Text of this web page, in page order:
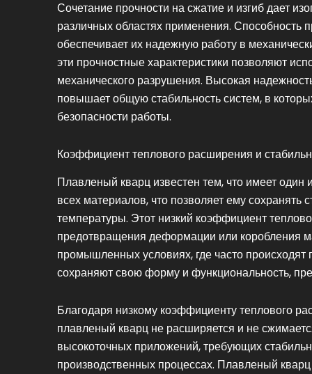
Сочетание прочности на сжатие и изгиб дает
различных областях применения. Способность
обеспечивает их надежную работу в
эти прочностные характеристики позволяют
механического разрушения. Высокая
повышает общую стабильность систем, в
безопасности работы.
Коэффициент теплового расширения и
Плавленый кварц известен тем, что имеет
всех материалов, что позволяет ему
температуры. Этот низкий коэффициент
предотвращения деформации или коробления
промышленных условиях, где часто
сохраняют свою форму и функциональность,
Благодаря низкому коэффициенту теплового
плавленый кварц не расширяется и не
высокоточных приложений, требующих
производственных процессах. Плавленый